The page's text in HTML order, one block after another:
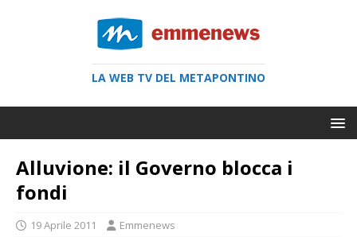
LA WEB TV DEL METAPONTINO
Alluvione: il Governo blocca i
fondi
19 Aprile 2011 Emmenews